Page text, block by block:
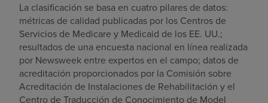
La clasificación se basa en cuatro pilares de datos:
métricas de calidad publicadas por los Centros de
Servicios de Medicare y Medicaid de los EE. UU.;
resultados de una encuesta nacional en línea realizada
por Newsweek entre expertos en el campo; datos de
acreditación proporcionados por la Comisión sobre
Acreditación de Instalaciones de Rehabilitación y el
Centro de Traducción de Conocimiento de Model